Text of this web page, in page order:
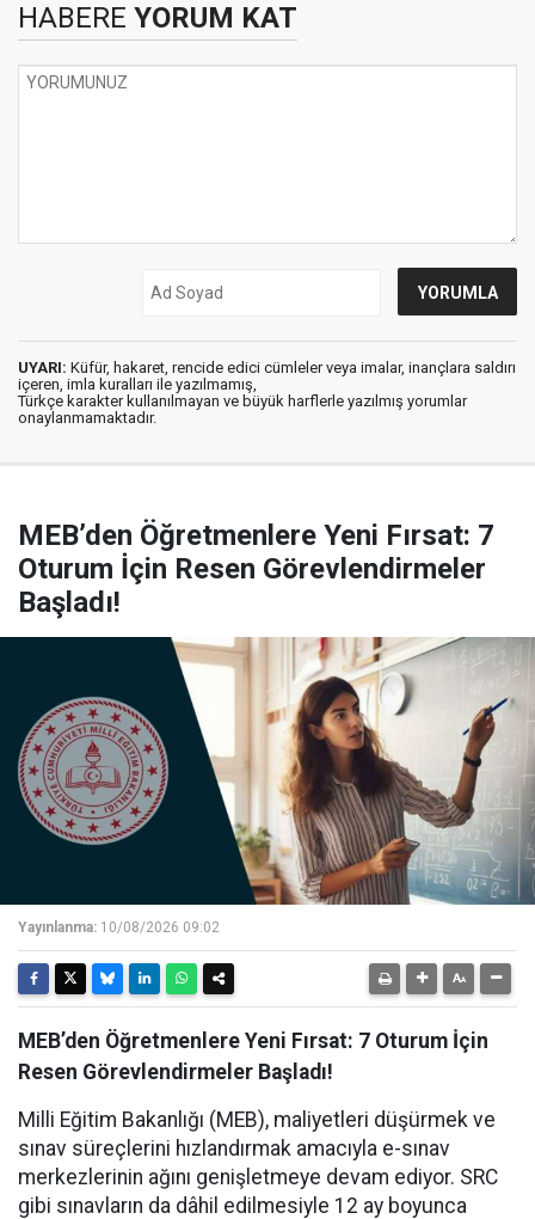
HABERE YORUM KAT
UYARI: Küfür, hakaret, rencide edici cümleler veya imalar, inançlara saldırı
içeren, imla kuralları ile yazılmamış,
Türkçe karakter kullanılmayan ve büyük harflerle yazılmış yorumlar
onaylanmamaktadır.
MEB’den Öğretmenlere Yeni Fırsat: 7
Oturum İçin Resen Görevlendirmeler
Başladı!
Yayınlanma: 10/08/2026 09:02
MEB’den Öğretmenlere Yeni Fırsat: 7 Oturum İçin
Resen Görevlendirmeler Başladı!
Milli Eğitim Bakanlığı (MEB), maliyetleri düşürmek ve
sınav süreçlerini hızlandırmak amacıyla e-sınav
merkezlerinin ağını genişletmeye devam ediyor. SRC
gibi sınavların da dâhil edilmesiyle 12 ay boyunca